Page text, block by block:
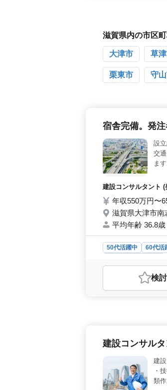
す。経験豊富な方
す。また設計図書
厚生年金・雇用保
利で、社用車の支
滋賀県内の市区
大津市 草
栗東市 守
宿舎完備。発
設
交
ま
採
建設コンサルタント
年収550万円〜
滋賀県大津市南
平均年齢 36.8
50代活躍中 60代活
おすすめポイント
＜安定した環境＞
務が見込める環
ます。キャリアの
検
建設コンサル
建
・
類